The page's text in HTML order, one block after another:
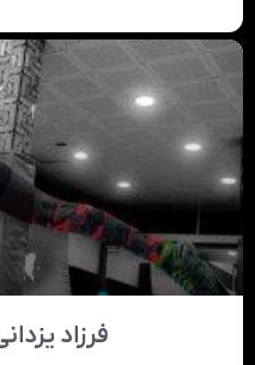
فرزاد